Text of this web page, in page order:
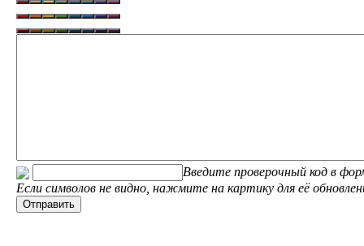
Введите проверочный код в
Если символов не видно, нажмите на картику для её